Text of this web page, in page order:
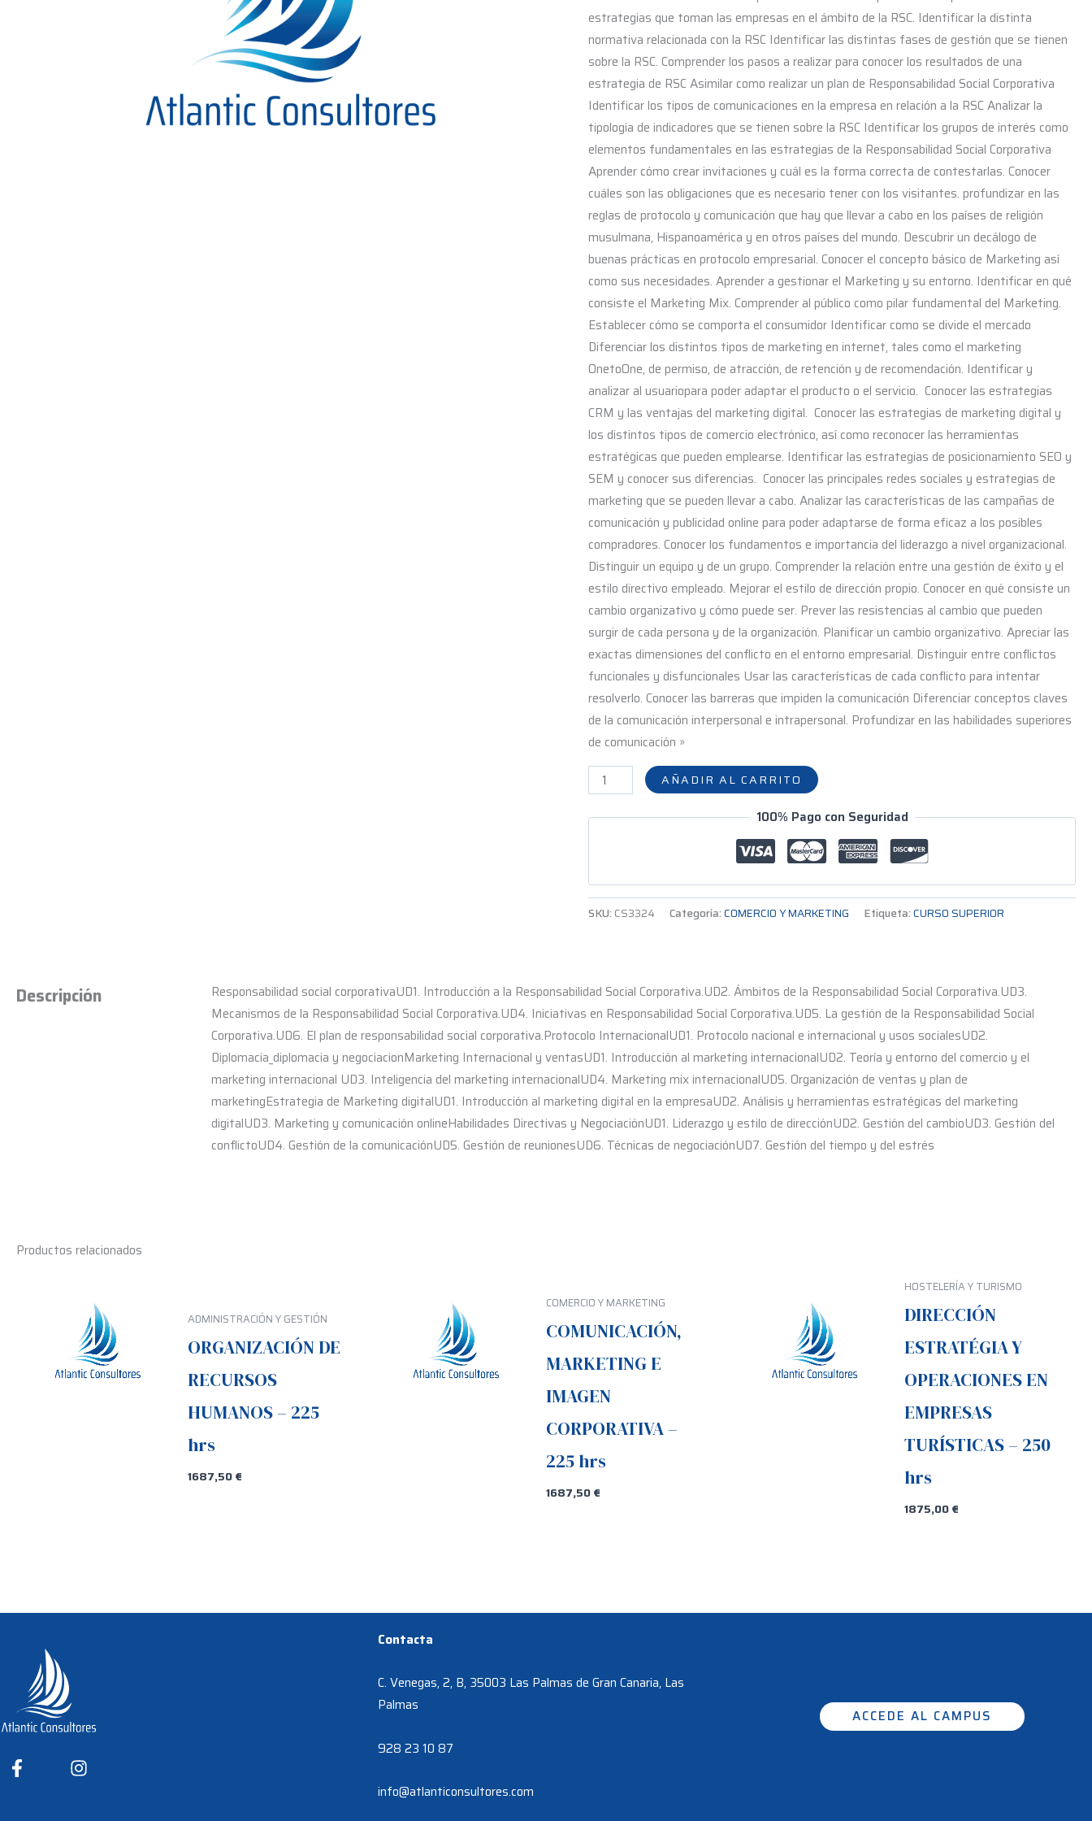
estrategias que toman las empresas en el ámbito de la RSC. Identificar la distinta
normativa relacionada con la RSC Identificar las distintas fases de gestión que se tienen
sobre la RSC. Comprender los pasos a realizar para conocer los resultados de una
estrategia de RSC Asimilar como realizar un plan de Responsabilidad Social Corporativa
Identificar los tipos de comunicaciones en la empresa en relación a la RSC Analizar la
tipología de indicadores que se tienen sobre la RSC Identificar los grupos de interés como
elementos fundamentales en las estrategias de la Responsabilidad Social Corporativa
Aprender cómo crear invitaciones y cuál es la forma correcta de contestarlas. Conocer
cuáles son las obligaciones que es necesario tener con los visitantes. profundizar en las
reglas de protocolo y comunicación que hay que llevar a cabo en los países de religión
musulmana, Hispanoamérica y en otros países del mundo. Descubrir un decálogo de
buenas prácticas en protocolo empresarial. Conocer el concepto básico de Marketing así
como sus necesidades. Aprender a gestionar el Marketing y su entorno. Identificar en qué
consiste el Marketing Mix. Comprender al público como pilar fundamental del Marketing.
Establecer cómo se comporta el consumidor Identificar como se divide el mercado
Diferenciar los distintos tipos de marketing en internet, tales como el marketing
OnetoOne, de permiso, de atracción, de retención y de recomendación. Identificar y
analizar al usuariopara poder adaptar el producto o el servicio. Conocer las estrategias
CRM y las ventajas del marketing digital. Conocer las estrategias de marketing digital y
los distintos tipos de comercio electrónico, así como reconocer las herramientas
estratégicas que pueden emplearse. Identificar las estrategias de posicionamiento SEO y
SEM y conocer sus diferencias. Conocer las principales redes sociales y estrategias de
marketing que se pueden llevar a cabo. Analizar las características de las campañas de
comunicación y publicidad online para poder adaptarse de forma eficaz a los posibles
compradores. Conocer los fundamentos e importancia del liderazgo a nivel organizacional.
Distinguir un equipo y de un grupo. Comprender la relación entre una gestión de éxito y el
estilo directivo empleado. Mejorar el estilo de dirección propio. Conocer en qué consiste un
cambio organizativo y cómo puede ser. Prever las resistencias al cambio que pueden
surgir de cada persona y de la organización. Planificar un cambio organizativo. Apreciar las
exactas dimensiones del conflicto en el entorno empresarial. Distinguir entre conflictos
funcionales y disfuncionales Usar las características de cada conflicto para intentar
resolverlo. Conocer las barreras que impiden la comunicación Diferenciar conceptos claves
de la comunicación interpersonal e intrapersonal. Profundizar en las habilidades superiores
de comunicación »
AÑADIR AL CARRITO
100% Pago con Seguridad
SKU: CS3324 Categoría:COMERCIO Y MARKETING Etiqueta:CURSO SUPERIOR
Descripción
Responsabilidad social corporativaUD1. Introducción a la Responsabilidad Social Corporativa.UD2. Ámbitos de la Responsabilidad Social Corporativa.UD3.
Mecanismos de la Responsabilidad Social Corporativa.UD4. Iniciativas en Responsabilidad Social Corporativa.UD5. La gestión de la Responsabilidad Social
Corporativa.UD6. El plan de responsabilidad social corporativa.Protocolo InternacionalUD1. Protocolo nacional e internacional y usos socialesUD2.
Diplomacia_diplomacia y negociacionMarketing Internacional y ventasUD1. Introducción al marketing internacionalUD2. Teoría y entorno del comercio y el
marketing internacional UD3. Inteligencia del marketing internacionalUD4. Marketing mix internacionalUD5. Organización de ventas y plan de
marketingEstrategia de Marketing digitalUD1. Introducción al marketing digital en la empresaUD2. Análisis y herramientas estratégicas del marketing
digitalUD3. Marketing y comunicación onlineHabilidades Directivas y NegociaciónUD1. Liderazgo y estilo de direcciónUD2. Gestión del cambioUD3. Gestión del
conflictoUD4. Gestión de la comunicaciónUD5. Gestión de reunionesUD6. Técnicas de negociaciónUD7. Gestión del tiempo y del estrés
Productos relacionados
ADMINISTRACIÓN Y GESTIÓN
ORGANIZACIÓN DE
RECURSOS
HUMANOS – 225
hrs
1687,50€
COMERCIO Y MARKETING
COMUNICACIÓN,
MARKETING E
IMAGEN
CORPORATIVA –
225 hrs
1687,50€
HOSTELERÍA Y TURISMO
DIRECCIÓN
ESTRATÉGIA Y
OPERACIONES EN
EMPRESAS
TURÍSTICAS – 250
hrs
1875,00€
Contacta
C. Venegas, 2, B, 35003 Las Palmas de Gran Canaria, Las
Palmas
928 23 10 87
info@atlanticonsultores.com
ACCEDE AL CAMPUS